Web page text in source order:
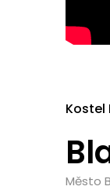
Kostel
Město